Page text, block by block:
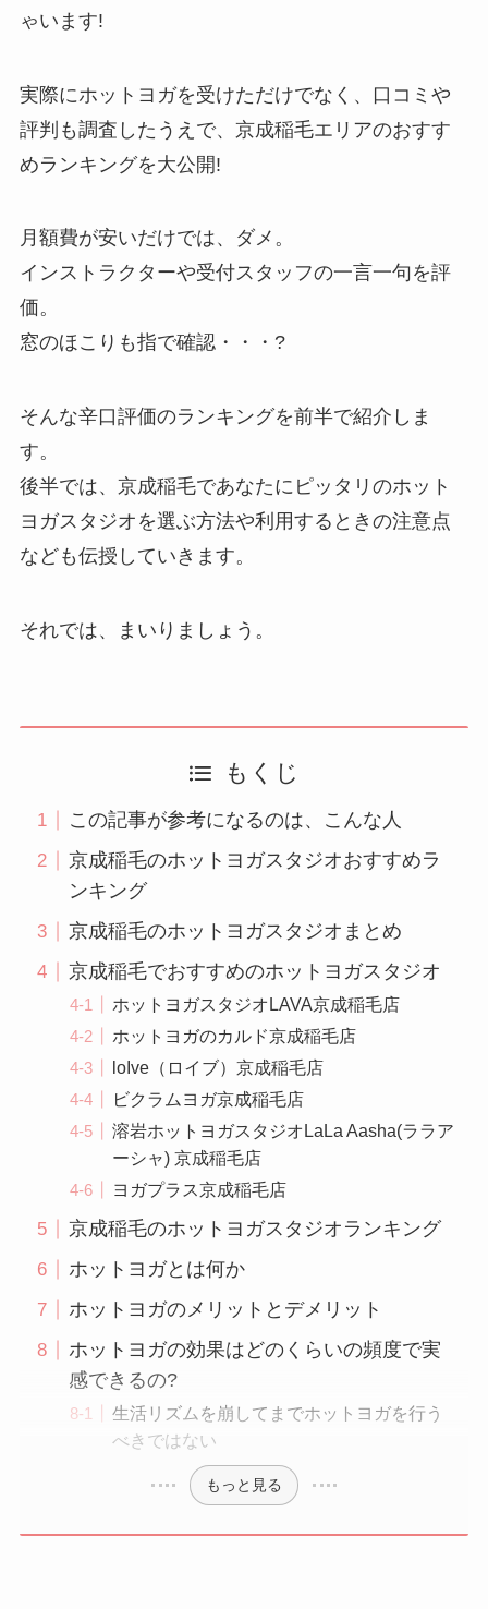
ゃいます!
実際にホットヨガを受けただけでなく、口コミや
評判も調査したうえで、京成稲毛エリアのおすす
めランキングを大公開!
月額費が安いだけでは、ダメ。
インストラクターや受付スタッフの一言一句を評
価。
窓のほこりも指で確認・・・?
そんな辛口評価のランキングを前半で紹介しま
す。
後半では、京成稲毛であなたにピッタリのホット
ヨガスタジオを選ぶ方法や利用するときの注意点
なども伝授していきます。
それでは、まいりましょう。
もくじ
この記事が参考になるのは、こんな人
京成稲毛のホットヨガスタジオおすすめラ
ンキング
京成稲毛のホットヨガスタジオまとめ
京成稲毛でおすすめのホットヨガスタジオ
ホットヨガスタジオLAVA京成稲毛店
ホットヨガのカルド京成稲毛店
loIve（ロイブ）京成稲毛店
ビクラムヨガ京成稲毛店
溶岩ホットヨガスタジオLaLa Aasha(ララア
ーシャ) 京成稲毛店
ヨガプラス京成稲毛店
京成稲毛のホットヨガスタジオランキング
ホットヨガとは何か
ホットヨガのメリットとデメリット
ホットヨガの効果はどのくらいの頻度で実
感できるの?
生活リズムを崩してまでホットヨガを行う
べきではない
もっと見る